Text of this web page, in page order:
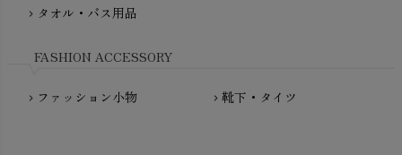
NewNative（ニューネイティブ）
chevron_right タオル・バス用品
FASHION ACCESSORY
chevron_right ファッション小物 chevron_right 靴下・タイツ